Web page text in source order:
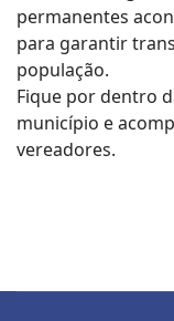
permanentes
para garantir
população.
Fique por dentro
município e
vereadores.